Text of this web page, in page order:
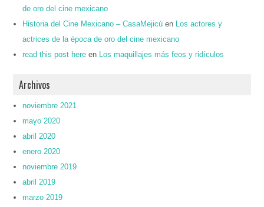
de oro del cine mexicano
Historia del Cine Mexicano – CasaMejicú en
Los actores y
actrices de la época de oro del cine mexicano
read this post here en Los maquillajes más feos y ridículos
Archivos
noviembre 2021
mayo 2020
abril 2020
enero 2020
noviembre 2019
abril 2019
marzo 2019